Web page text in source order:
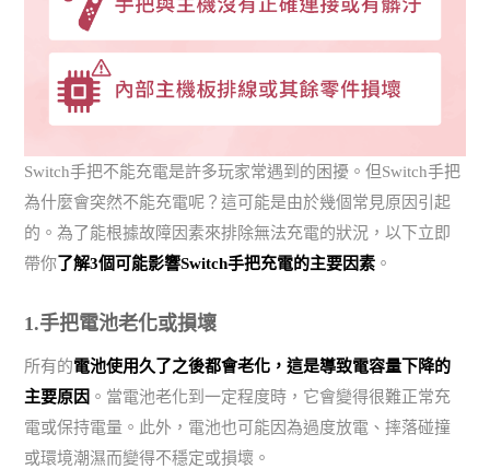
Switch手把不能充電是許多玩家常遇到的困擾。但Switch手把
為什麼會突然不能充電呢？這可能是由於幾個常見原因引起
的。為了能根據故障因素來排除無法充電的狀況，以下立即
帶你了解3個可能影響Switch手把充電的主要因素 。
1.手把電池老化或損壞
所有的電池使用久了之後都會老化，這是導致電容量下降的
主要原因 。當電池老化到一定程度時，它會變得很難正常充
電或保持電量。此外，電池也可能因為過度放電、摔落碰撞
或環境潮濕而變得不穩定或損壞。